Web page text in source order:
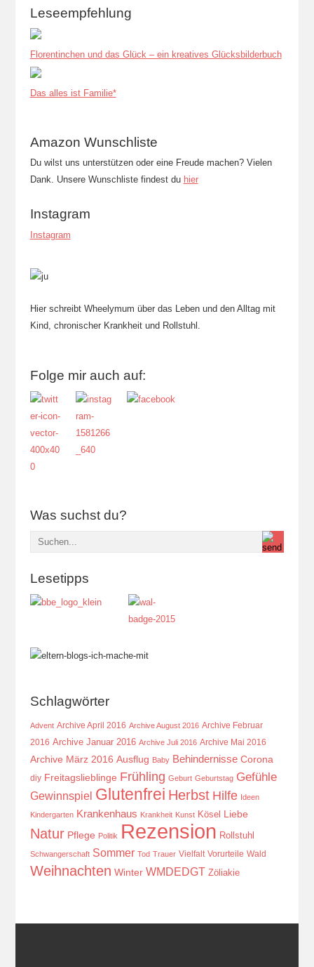
Leseempfehlung
Florentinchen und das Glück – ein kreatives Glücksbilderbuch
Das alles ist Familie*
Amazon Wunschliste
Du wilst uns unterstützen oder eine Freude machen? Vielen
Dank. Unsere Wunschliste findest du hier
Instagram
Instagram
Hier schreibt Wheelymum über das Leben und den Alltag mit
Kind, chronischer Krankheit und Rollstuhl.
Folge mir auch auf:
Was suchst du?
Lesetipps
Schlagwörter
Advent Archive April 2016 Archive August 2016 Archive Februar
2016 Archive Januar 2016 Archive Juli 2016 Archive Mai 2016
Archive März 2016 Ausflug Baby Behindernisse Corona
diy Freitagslieblinge Frühling Geburt Geburtstag Gefühle
Gewinnspiel Glutenfrei Herbst Hilfe Ideen
Kindergarten Krankenhaus Krankheit Kunst Kösel Liebe
Natur Pflege Politik Rezension Rollstuhl
Schwangerschaft Sommer Tod Trauer Vielfalt Vorurteile Wald
Weihnachten Winter WMDEDGT Zöliakie